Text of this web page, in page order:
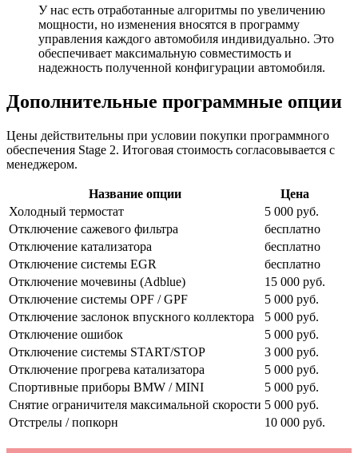
У нас есть отработанные алгоритмы по увеличению
мощности, но изменения вносятся в программу
управления каждого автомобиля индивидуально. Это
обеспечивает максимальную совместимость и
надежность полученной конфигурации автомобиля.
Дополнительные программные опции
Цены действительны при условии покупки программного
обеспечения Stage 2. Итоговая стоимость согласовывается с
менеджером.
Название опции
Цена
Холодный термостат
5 000 руб.
Отключение сажевого фильтра
бесплатно
Отключение катализатора
бесплатно
Отключение системы EGR
бесплатно
Отключение мочевины (Adblue)
15 000 руб.
Отключение системы OPF / GPF
5 000 руб.
Отключение заслонок впускного коллектора
5 000 руб.
Отключение ошибок
5 000 руб.
Отключение системы START/STOP
3 000 руб.
Отключение прогрева катализатора
5 000 руб.
Спортивные приборы BMW / MINI
5 000 руб.
Снятие ограничителя максимальной скорости 5 000 руб.
Отстрелы / попкорн
10 000 руб.